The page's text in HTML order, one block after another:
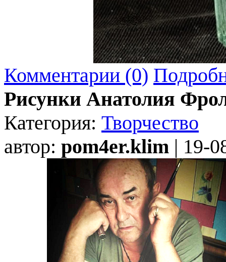
Комментарии (0)
Рисунки Анатолия
Категория: Творчество
автор: pom4er.klim | 19-